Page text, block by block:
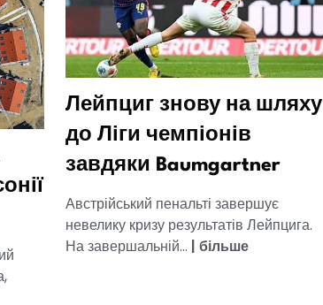
Лейпциг знову на шляху
до Ліги чемпіонів
завдяки Baumgartner
Австрійський пенальті завершує
невелику кризу результатів Лейпцига.
На завершальній... | більше